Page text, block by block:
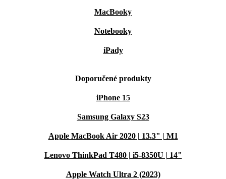
MacBooky
Notebooky
iPady
Doporučené produkty
iPhone 15
Samsung Galaxy S23
Apple MacBook Air 2020 | 13.3" | M1
Lenovo ThinkPad T480 | i5-8350U | 14"
Apple Watch Ultra 2 (2023)